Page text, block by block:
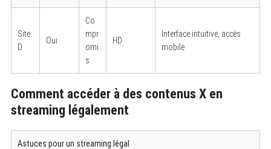
Site
D
Oui
Co
mpr
omi
s
HD
Interface intuitive, accès
mobile
Comment accéder à des contenus X en
streaming légalement
Astuces pour un streaming légal